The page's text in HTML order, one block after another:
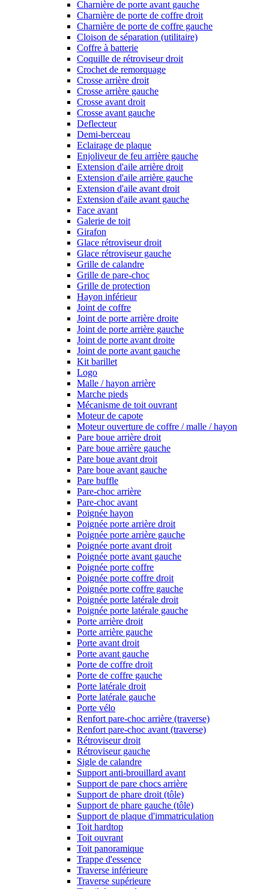
Charnière de porte avant gauche
Charnière de porte de coffre droit
Charnière de porte de coffre gauche
Cloison de séparation (utilitaire)
Coffre à batterie
Coquille de rétroviseur droit
Crochet de remorquage
Crosse arrière droit
Crosse arrière gauche
Crosse avant droit
Crosse avant gauche
Deflecteur
Demi-berceau
Eclairage de plaque
Enjoliveur de feu arrière gauche
Extension d'aile arrière droit
Extension d'aile arrière gauche
Extension d'aile avant droit
Extension d'aile avant gauche
Face avant
Galerie de toit
Girafon
Glace rétroviseur droit
Glace rétroviseur gauche
Grille de calandre
Grille de pare-choc
Grille de protection
Hayon inférieur
Joint de coffre
Joint de porte arrière droite
Joint de porte arrière gauche
Joint de porte avant droite
Joint de porte avant gauche
Kit barillet
Logo
Malle / hayon arrière
Marche pieds
Mécanisme de toit ouvrant
Moteur de capote
Moteur ouverture de coffre / malle / hayon
Pare boue arrière droit
Pare boue arrière gauche
Pare boue avant droit
Pare boue avant gauche
Pare buffle
Pare-choc arrière
Pare-choc avant
Poignée hayon
Poignée porte arrière droit
Poignée porte arrière gauche
Poignée porte avant droit
Poignée porte avant gauche
Poignée porte coffre
Poignée porte coffre droit
Poignée porte coffre gauche
Poignée porte latérale droit
Poignée porte latérale gauche
Porte arrière droit
Porte arrière gauche
Porte avant droit
Porte avant gauche
Porte de coffre droit
Porte de coffre gauche
Porte latérale droit
Porte latérale gauche
Porte vélo
Renfort pare-choc arrière (traverse)
Renfort pare-choc avant (traverse)
Rétroviseur droit
Rétroviseur gauche
Sigle de calandre
Support anti-brouillard avant
Support de pare chocs arrière
Support de phare droit (tôle)
Support de phare gauche (tôle)
Support de plaque d'immatriculation
Toit hardtop
Toit ouvrant
Toit panoramique
Trappe d'essence
Traverse inférieure
Traverse supérieure